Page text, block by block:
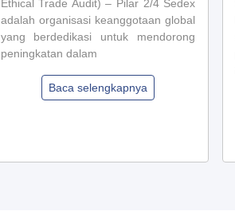
Ethical Trade Audit) – Pilar 2/4 Sedex
adalah organisasi keanggotaan global
yang berdedikasi untuk mendorong
peningkatan dalam
Baca selengkapnya